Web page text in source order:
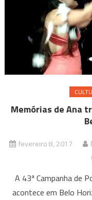
Memórias de Ana
fevereiro 8, 2017
A 43ª Campanha de
acontece em Belo